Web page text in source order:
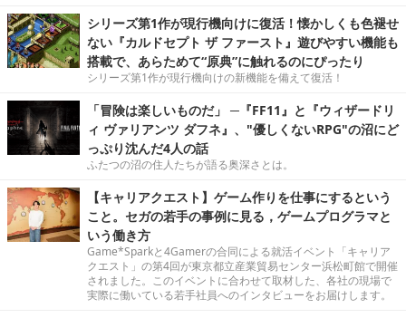
シリーズ第1作が現行機向けに復活！懐かしくも色褪せ
ない『カルドセプト ザ ファースト』遊びやすい機能も
搭載で、あらためて“原典”に触れるのにぴったり
シリーズ第1作が現行機向けの新機能を備えて復活！
「冒険は楽しいものだ」 ─『FF11』と『ウィザードリ
ィ ヴァリアンツ ダフネ』、"優しくないRPG"の沼にど
っぷり沈んだ4人の話
ふたつの沼の住人たちが語る奥深さとは。
【キャリアクエスト】ゲーム作りを仕事にするという
こと。セガの若手の事例に見る，ゲームプログラマと
いう働き方
Game*Sparkと4Gamerの合同による就活イベント「キャリア
クエスト」の第4回が東京都立産業貿易センター浜松町館で開催
されました。このイベントに合わせて取材した、各社の現場で
実際に働いている若手社員へのインタビューをお届けします。